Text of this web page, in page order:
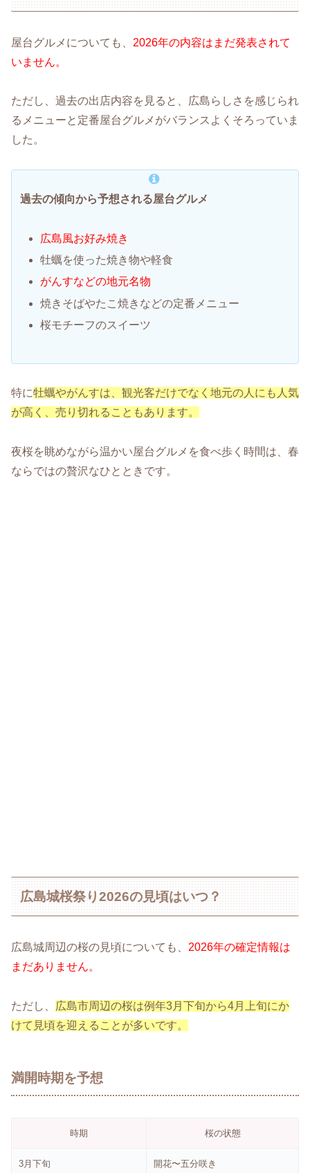
屋台グルメについても、 2026年の内容はまだ発表されて
いません。
ただし、過去の出店内容を見ると、広島らしさを感じられ
るメニューと定番屋台グルメがバランスよくそろっていま
した。
過去の傾向から予想される屋台グルメ
広島風お好み焼き
牡蠣を使った焼き物や軽食
がんすなどの地元名物
焼きそばやたこ焼きなどの定番メニュー
桜モチーフのスイーツ
特に牡蠣やがんすは、観光客だけでなく地元の人にも人気
が高く、売り切れることもあります。
夜桜を眺めながら温かい屋台グルメを食べ歩く時間は、春
ならではの贅沢なひとときです。
広島城桜祭り2026の見頃はいつ？
広島城周辺の桜の見頃についても、 2026年の確定情報は
まだありません。
ただし、
広島市周辺の桜は例年3月下旬から4月上旬にか
けて見頃を迎えることが多いです。
満開時期を予想
時期 桜の状態
3月下旬 開花〜五分咲き